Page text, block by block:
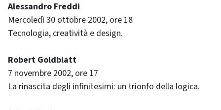
Alessandro Freddi
Mercoledì 30 ottobre 2002, ore 18
Tecnologia, creatività e design.
Robert Goldblatt
7 novembre 2002, ore 17
La rinascita degli infinitesimi: un trionfo della logica.